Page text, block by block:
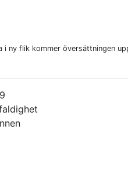
i ny flik kommer översättningen